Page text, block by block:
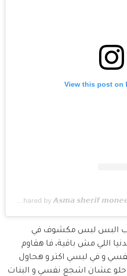
View this post on
البس لبس مكشوف في
اللي مش باقية، فا هقاوم
و في لبسي اكتر و هحاول
عشان اشجع نفسي و البنات